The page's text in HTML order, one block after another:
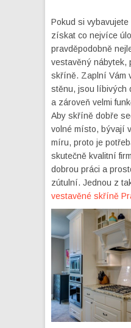
Pokud si
získat co nejvíce
pravděpodobně
vestavěný nábytek,
skříně. Zaplní Vám
stěnu, jsou líbivých
a zároveň velmi
Aby skříně dobře
volné místo, bývají
míru, proto je
skutečně kvalitní
dobrou práci a
zútulní. Jednou z
vestavěné skříně